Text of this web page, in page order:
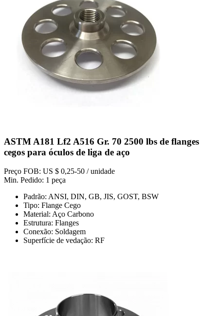
ASTM A181 Lf2 A516 Gr. 70 2500 lbs de flanges
cegos para óculos de liga de aço
Preço FOB: US $ 0,25-50 / unidade
Min. Pedido: 1 peça
Padrão: ANSI, DIN, GB, JIS, GOST, BSW
Tipo: Flange Cego
Material: Aço Carbono
Estrutura: Flanges
Conexão: Soldagem
Superfície de vedação: RF